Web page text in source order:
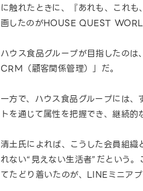
に触れたときに、『あれも、これ
画したのがHOUSE QUEST
ハウス食品グループが目指したの
CRM（顧客関係管理）」だ。
一方で、ハウス食品グループには
トを通じて属性を把握でき、継続的
清土氏によれば、こうした会員組
れない“見えない生活者”だという
てたどり着いたのが、LINEミニアプ